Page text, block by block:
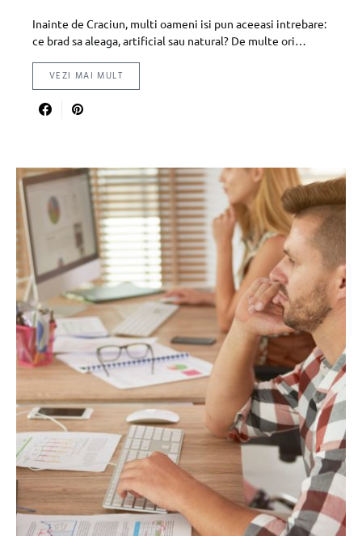
Inainte de Craciun, multi oameni isi pun aceeasi intrebare:
ce brad sa aleaga, artificial sau natural? De multe ori…
VEZI MAI MULT